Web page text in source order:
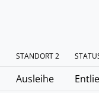
STANDORT 2
Ausleihe